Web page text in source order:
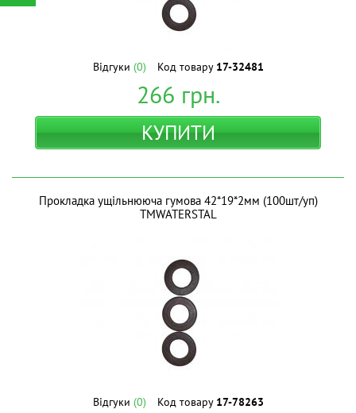
Відгуки (0) Код товару 17-32481
266 грн.
КУПИТИ
Прокладка ущільнююча гумова 42*19*2мм (100шт/уп)
ТМWATERSTAL
Відгуки (0) Код товару 17-78263